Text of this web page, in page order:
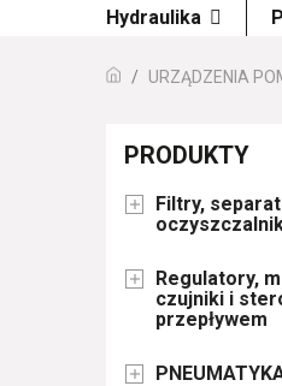
Hydraulika
URZĄDZENIA
PRODUKTY
Filtry,

Regulatory,
czujniki i
przepływem

